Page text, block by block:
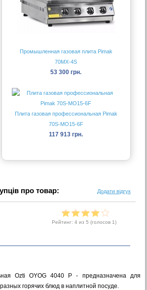
Промышленная газовая плита Pimak
70MX-4S
53 300 грн.
Плита газовая профессиональная Pimak
70S-МО15-6F
117 913 грн.
про товар: Додати відгук
Рейтинг: 4 из 5 (голосов 1)
Ozti OYOG 4040 P - предназначена для
горячих блюд в наплитной посуде.